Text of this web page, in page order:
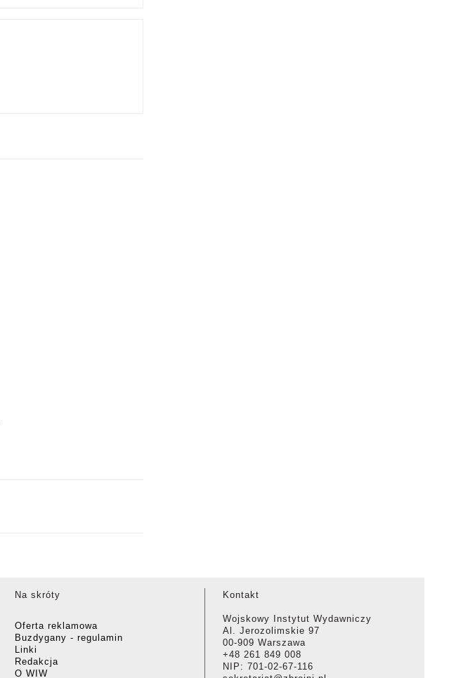
Na skróty
Oferta reklamowa
Buzdygany - regulamin
Linki
Redakcja
O WIW
Kontakt
Wojskowy Instytut Wydawniczy
Al. Jerozolimskie 97
00-909 Warszawa
+48 261 849 008
NIP: 701-02-67-116